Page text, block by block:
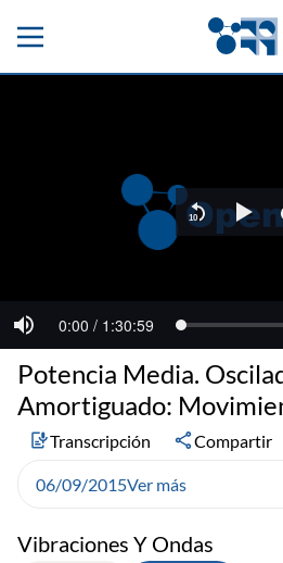
Vibraciones Y Ondas
Potencia Media.
Amortiguado:
Transcripción Compartir
06/09/2015Ver más